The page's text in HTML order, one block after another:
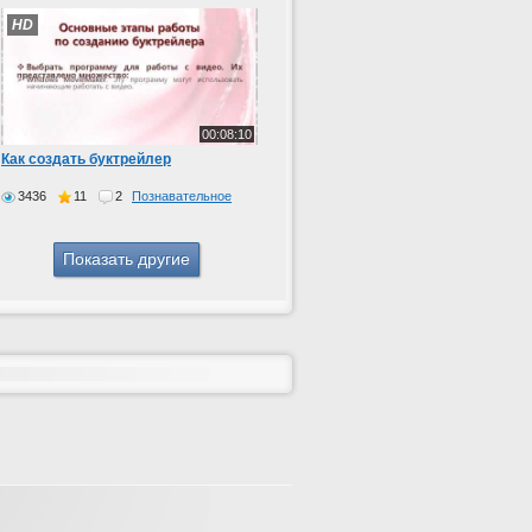
00:08:10
HD
Как создать буктрейлер
3436 11 2 Познавательное